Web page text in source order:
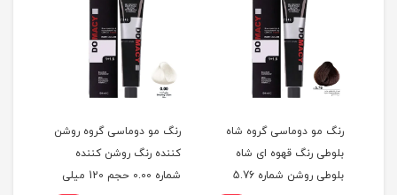
رنگ مو دوماسی گروه شاه
بلوطی رنگ قهوه ای شاه
بلوطی روشن شماره 5.76
رنگ مو دوماسی گروه روشن
کننده رنگ روشن کننده
شماره 0.00 حجم 120 میلی